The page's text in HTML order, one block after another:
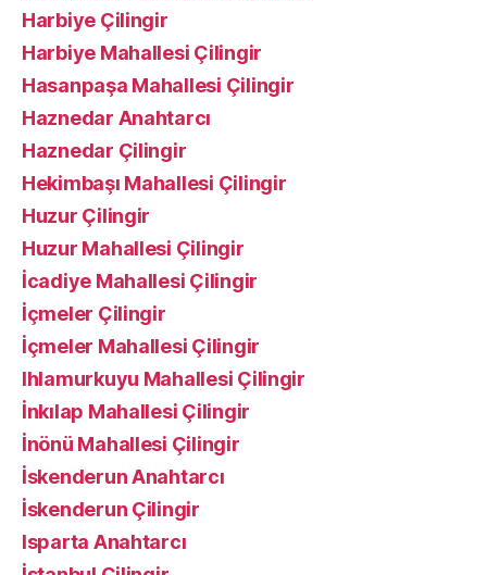
Harbiye Çilingir
Harbiye Mahallesi Çilingir
Hasanpaşa Mahallesi Çilingir
Haznedar Anahtarcı
Haznedar Çilingir
Hekimbaşı Mahallesi Çilingir
Huzur Çilingir
Huzur Mahallesi Çilingir
İcadiye Mahallesi Çilingir
İçmeler Çilingir
İçmeler Mahallesi Çilingir
Ihlamurkuyu Mahallesi Çilingir
İnkılap Mahallesi Çilingir
İnönü Mahallesi Çilingir
İskenderun Anahtarcı
İskenderun Çilingir
Isparta Anahtarcı